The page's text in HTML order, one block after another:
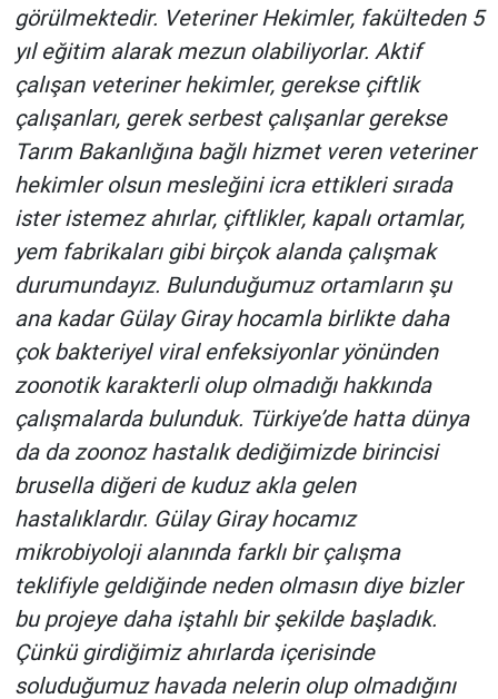
görülmektedir. Veteriner Hekimler, fakülteden 5
yıl eğitim alarak mezun olabiliyorlar. Aktif
çalışan veteriner hekimler, gerekse çiftlik
çalışanları, gerek serbest çalışanlar gerekse
Tarım Bakanlığına bağlı hizmet veren veteriner
hekimler olsun mesleğini icra ettikleri sırada
ister istemez ahırlar, çiftlikler, kapalı ortamlar,
yem fabrikaları gibi birçok alanda çalışmak
durumundayız. Bulunduğumuz ortamların şu
ana kadar Gülay Giray hocamla birlikte daha
çok bakteriyel viral enfeksiyonlar yönünden
zoonotik karakterli olup olmadığı hakkında
çalışmalarda bulunduk. Türkiye’de hatta dünya
da da zoonoz hastalık dediğimizde birincisi
brusella diğeri de kuduz akla gelen
hastalıklardır. Gülay Giray hocamız
mikrobiyoloji alanında farklı bir çalışma
teklifiyle geldiğinde neden olmasın diye bizler
bu projeye daha iştahlı bir şekilde başladık.
Çünkü girdiğimiz ahırlarda içerisinde
soluduğumuz havada nelerin olup olmadığını